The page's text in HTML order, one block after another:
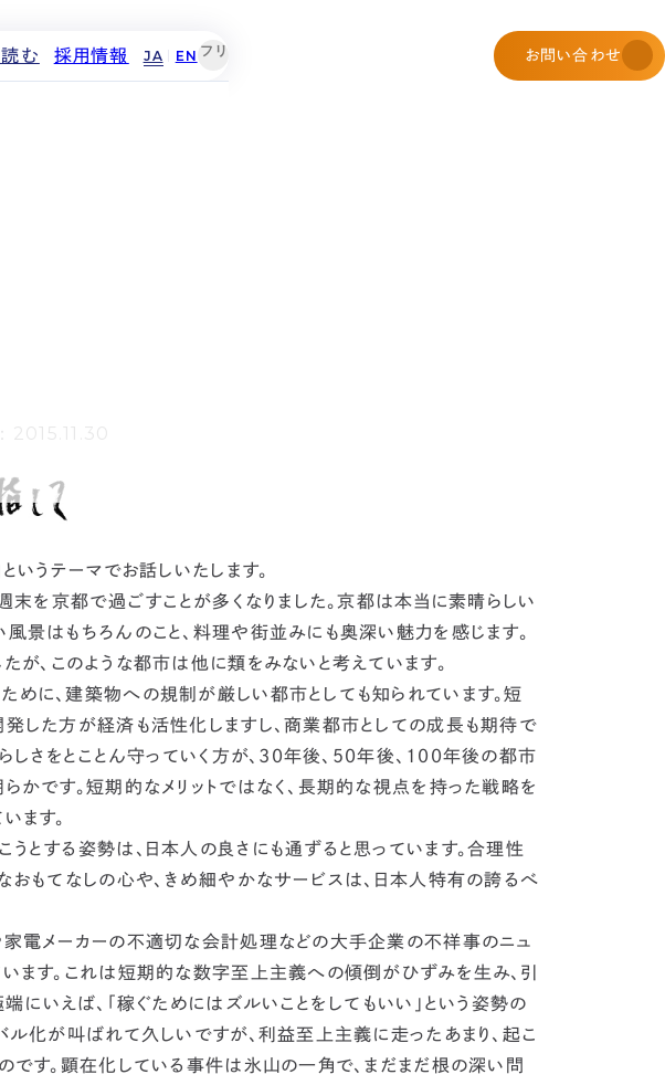
む 採用情報 JA EN お問い合わせ
いうテーマでお話しいたします。
末を京都で過ごすことが多くなりました。京都は本当に素晴らしい
景はもちろんのこと、料理や街並みにも奥深い魅力を感じます。
が、 このような都市は他に類をみないと考えています。
に、建築物への規制が厳しい都市としても知られています。短
した方が経済も活性化しますし、商業都市としての成長も期待で
らしさをとことん守っていく方が、30年後、50年後、100年後の都市
かです。短期的なメリットではなく、長期的な視点を持った戦略を
ます。
とする姿勢は、日本人の良さにも通ずると思っています。合理性
おもてなしの心や、きめ細やかなサービスは、日本人特有の誇るべ
電メーカーの不適切な会計処理などの大手企業の不祥事のニュ
ます。これは短期的な数字至上主義への傾倒がひずみを生み、引
端にいえば、「稼ぐためにはズルいことをしてもいい」という姿勢の
ル化が叫ばれて久しいですが、利益至上主義に走ったあまり、起こ
です。顕在化している事件は氷山の一角で、 まだまだ根の深い問